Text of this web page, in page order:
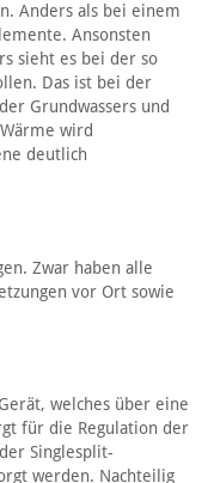
Anders als bei einem
Ansonsten
sieht es bei der so
Das ist bei der
Grundwassers und
wird
deutlich
Zwar haben alle
vor Ort sowie
welches über eine
für die Regulation der
Singlesplit-
werden. Nachteilig